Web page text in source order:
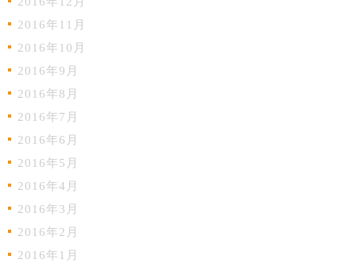
2016年11月
2016年10月
2016年9月
2016年8月
2016年7月
2016年6月
2016年5月
2016年4月
2016年3月
2016年2月
2016年1月